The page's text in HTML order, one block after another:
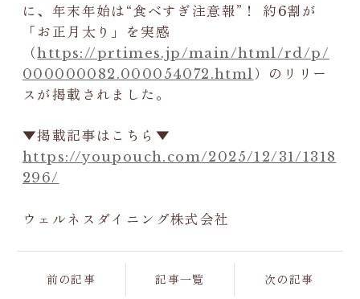
に、年末年始は“食べすぎ注意報”！ 約6割が
「お正月太り」を実感
（https://prtimes.jp/main/html/rd/p/
000000082.000054072.html）のリリー
スが掲載されました。
▼掲載記事はこちら▼
https://youpouch.com/2025/12/31/1318
296/
ウェルネスダイニング株式会社
前の記事 記事一覧 次の記事